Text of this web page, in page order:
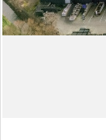
Login